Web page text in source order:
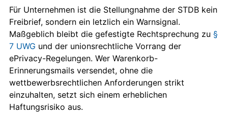
Für Unternehmen ist die Stellungnahme der STDB kein
Freibrief, sondern ein letzlich ein Warnsignal.
Maßgeblich bleibt die gefestigte Rechtsprechung zu§
7 UWG und der unionsrechtliche Vorrang der
ePrivacy-Regelungen. Wer Warenkorb-
Erinnerungsmails versendet, ohne die
wettbewerbsrechtlichen Anforderungen strikt
einzuhalten, setzt sich einem erheblichen
Haftungsrisiko aus.